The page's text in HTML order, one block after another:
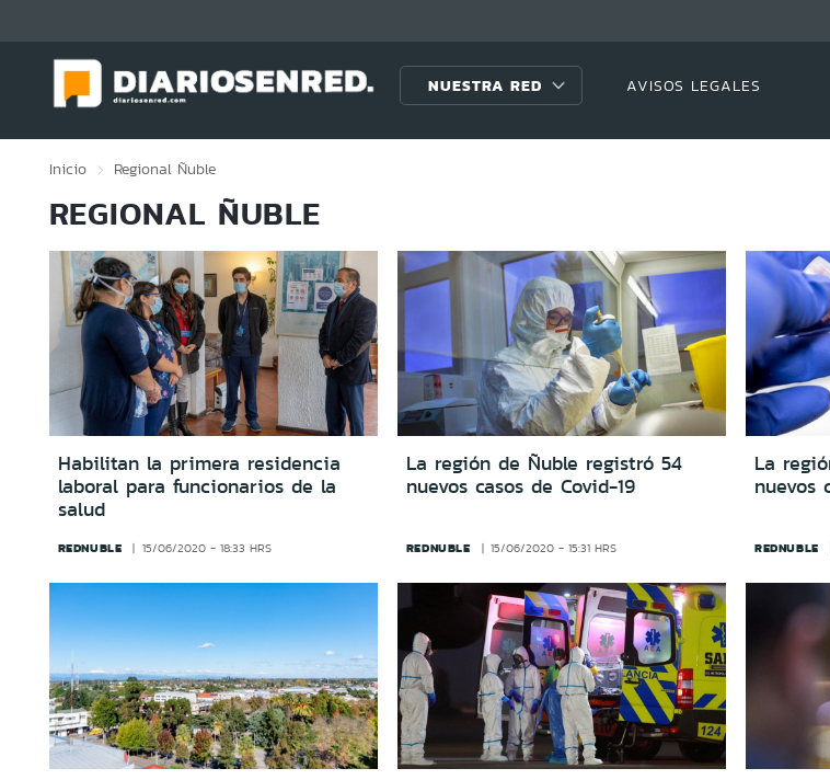
NUESTRA RED AVISOS LEGALES
Inicio Regional Ñuble
REGIONAL ÑUBLE
Habilitan la primera residencia
laboral para funcionarios de la
salud
REDNUBLE 15/06/2020 - 18:33 HRS
La región de Ñuble registró 54
nuevos casos de Covid-19
REDNUBLE 15/06/2020 - 15:31 HRS
La
nuevos
REDNUBLE